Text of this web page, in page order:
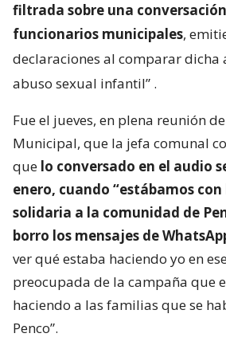
filtrada sobre una
funcionarios municipales,
declaraciones al comparar dicha
abuso sexual infantil” .
Fue el jueves, en plena reunión
Municipal, que la jefa comunal
que lo conversado en el audio
enero, cuando “estábamos
solidaria a la comunidad de
borro los mensajes de
ver qué estaba haciendo yo en
preocupada de la campaña que
haciendo a las familias que se
Penco”.